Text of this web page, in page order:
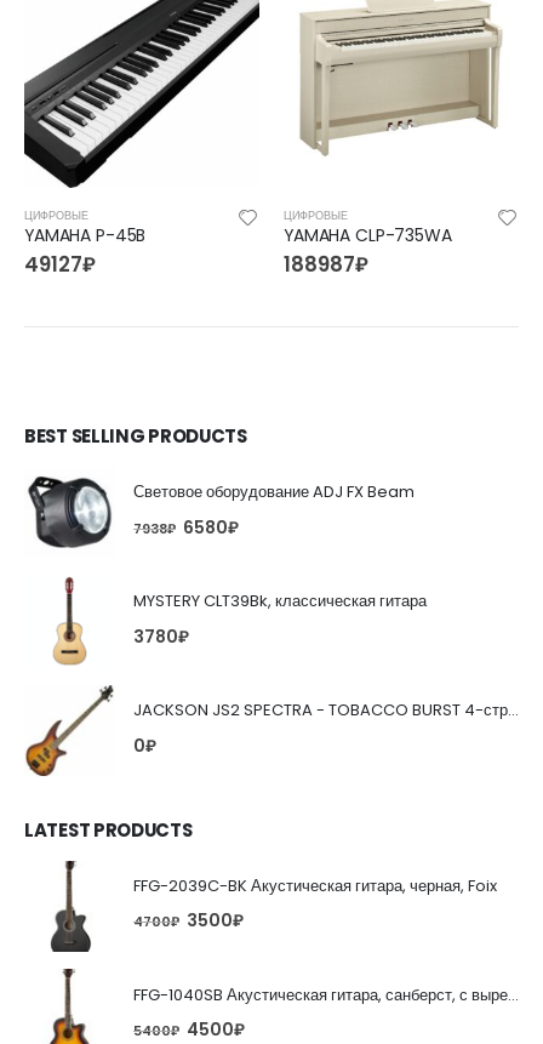
ЦИФРОВЫЕ
YAMAHA P-45B
49127₽
ЦИФРОВЫЕ
YAMAHA CLP-735WA
188987₽
BEST SELLING PRODUCTS
Световое оборудование ADJ FX Beam
7938₽ 6580₽
MYSTERY CLT39Bk, классическая гитара
3780₽
JACKSON JS2 SPECTRA - TOBACCO BURST 4-струнная бас-гитара
0₽
LATEST PRODUCTS
FFG-2039C-BK Акустическая гитара, черная, Foix
4700₽ 3500₽
FFG-1040SB Акустическая гитара, санберст, с вырезом, Foix
5400₽ 4500₽